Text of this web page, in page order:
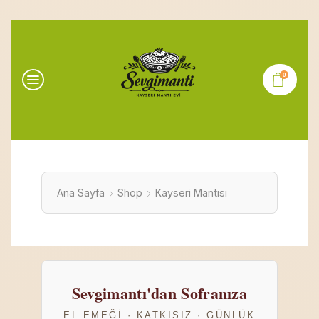
0
Ana Sayfa Shop Kayseri Mantısı
Sevgimantı'dan Sofranıza
EL EMEĞI · KATKISIZ · GÜNLÜK